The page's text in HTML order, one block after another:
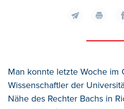
Man konnte letzte Woche im
Wissenschaftler der
Nähe des Rechter Bachs in